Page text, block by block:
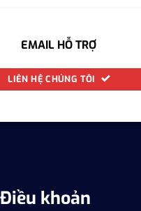
EMAIL HỖ TRỢ
LIÊN HỆ CHÚNG TÔI
Điều khoản